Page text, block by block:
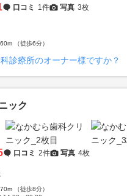
口コミ 1件 写真 3枚
（徒歩6分）
診療所のオーナー様ですか？
ック
口コミ 2件 写真 4枚
（徒歩8分）